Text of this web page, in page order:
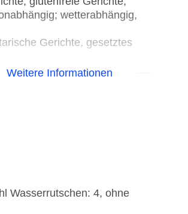
wetterabhängig,
Gerichte, gesetztes
Gerichte
Weitere Informationen
Wasserrutschen: 4, ohne